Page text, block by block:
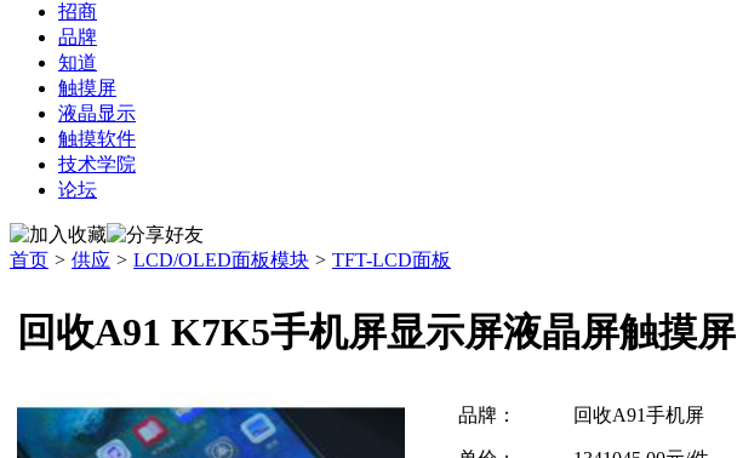
招商
品牌
知道
触摸屏
液晶显示
触摸软件
技术学院
论坛
首页 > 供应 > LCD/OLED面板模块 > TFT-LCD面板
回收A91 K7K5手机屏显示屏液晶屏触摸屏
品牌： 回收A91手机屏